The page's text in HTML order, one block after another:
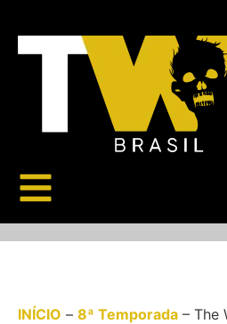
INÍCIO – 8ª Temporada – The